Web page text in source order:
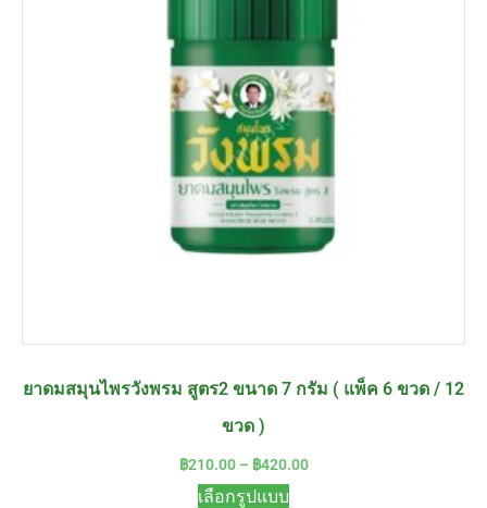
ยาดมสมุนไพรวังพรม สูตร2 ขนาด 7 กรัม ( แพ็ค 6 ขวด / 12
ขวด )
฿210.00 – ฿420.00
เลือกรูปแบบ